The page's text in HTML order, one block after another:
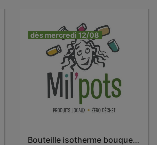
dès mercredi 12/08
Bouteille isotherme bouquet dahlia 500 ml